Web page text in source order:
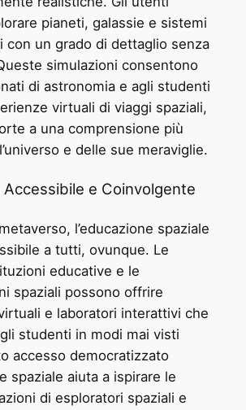
pianeti, galassie e sistemi
con un grado di dettaglio senza
simulazioni consentono
di astronomia e agli studenti
virtuali di viaggi spaziali,
a una comprensione più
e delle sue meraviglie.
Accessibile e Coinvolgente
l’educazione spaziale
a tutti, ovunque. Le
educative e le
spaziali possono offrire
e laboratori interattivi che
studenti in modi mai visti
accesso democratizzato
spaziale aiuta a ispirare le
di esploratori spaziali e